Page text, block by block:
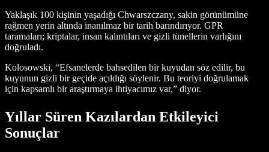
Yaklaşık 100 kişinin yaşadığı Chwarszczany, sakin görünümüne
rağmen yerin altında inanılmaz bir tarih barındırıyor. GPR
taramaları; kriptalar, insan kalıntıları ve gizli tünellerin varlığını
doğruladı.
Kolosowski, “Efsanelerde bahsedilen bir kuyudan söz edilir, bu
kuyunun gizli bir geçide açıldığı söylenir. Bu teoriyi doğrulamak
için kapsamlı bir araştırmaya ihtiyacımız var,” diyor.
Yıllar Süren Kazılardan Etkileyici
Sonuçlar